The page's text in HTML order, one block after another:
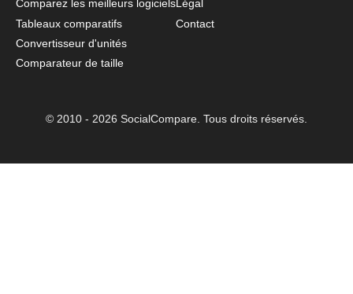
Comparez les meilleurs logiciels
Tableaux comparatifs
Convertisseur d'unités
Comparateur de taille
Légal
Contact
© 2010 - 2026 SocialCompare. Tous droits réservés.